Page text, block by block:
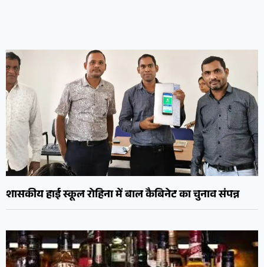
शासकीय हाई स्कूल रोहिना में बाल कैबिनेट का चुनाव संपन्न